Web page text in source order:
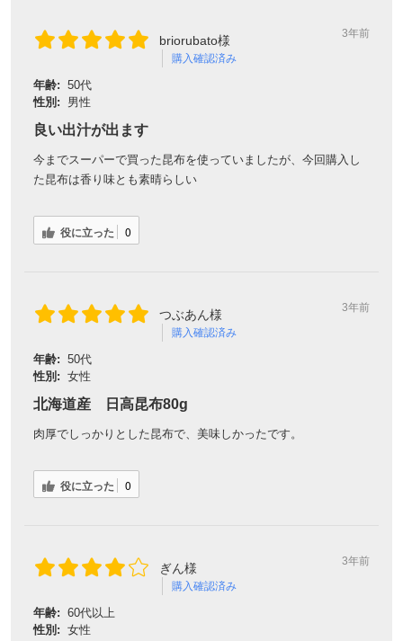
briorubato様
購入確認済み
3年前
年齢: 50代
性別:
男性
良い出汁が出ます
今までスーパーで買った昆布を使っていましたが、今回購入し
た昆布は香り味とも素晴らしい
役に立った 0
つぶあん様
購入確認済み
3年前
年齢: 50代
性別: 女性
北海道産 日高昆布80g
肉厚でしっかりとした昆布で、美味しかったです。
役に立った 0
ぎん様
購入確認済み
3年前
年齢: 60代以上
性別: 女性